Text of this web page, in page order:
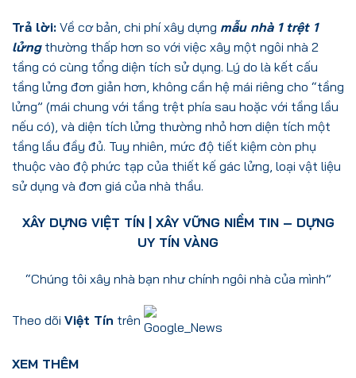
Trả lời: Về cơ bản, chi phí xây dựng mẫu nhà 1 trệt 1
lửngthường thấp hơn so với việc xây một ngôi nhà 2
tầng có cùng tổng diện tích sử dụng. Lý do là kết cấu
tầng lửng đơn giản hơn, không cần hệ mái riêng cho “tầng
lửng” (mái chung với tầng trệt phía sau hoặc với tầng lầu
nếu có), và diện tích lửng thường nhỏ hơn diện tích một
tầng lầu đầy đủ. Tuy nhiên, mức độ tiết kiệm còn phụ
thuộc vào độ phức tạp của thiết kế gác lửng, loại vật liệu
sử dụng và đơn giá của nhà thầu.
XÂY DỰNG VIỆT TÍN| XÂY VỮNG NIỀM TIN – DỰNG
UY TÍN VÀNG
“Chúng tôi xây nhà bạn như chính ngôi nhà của mình”
Theo dõi Việt Tín trên
XEM THÊM